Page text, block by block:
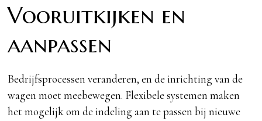
Vooruitkijken en
aanpassen
Bedrijfsprocessen veranderen, en de inrichting van de
wagen moet meebewegen. Flexibele systemen maken
het mogelijk om de indeling aan te passen bij nieuwe